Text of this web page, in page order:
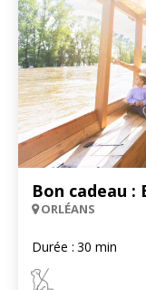
Bon cadeau :
ORLÉANS
Durée : 30 min